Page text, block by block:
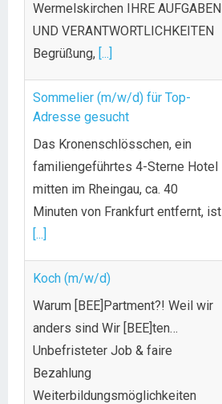
Wermelskirchen IHRE AUFGABEN
UND VERANTWORTLICHKEITEN
Begrüßung, [...]
Sommelier (m/w/d) für Top-
Adresse gesucht
Das Kronenschlösschen, ein
familiengeführtes 4-Sterne Hotel
mitten im Rheingau, ca. 40
Minuten von Frankfurt entfernt, ist
[...]
Koch (m/w/d)
Warum [BEE]Partment?! Weil wir
anders sind Wir [BEE]ten…
Unbefristeter Job & faire
Bezahlung
Weiterbildungsmöglichkeiten